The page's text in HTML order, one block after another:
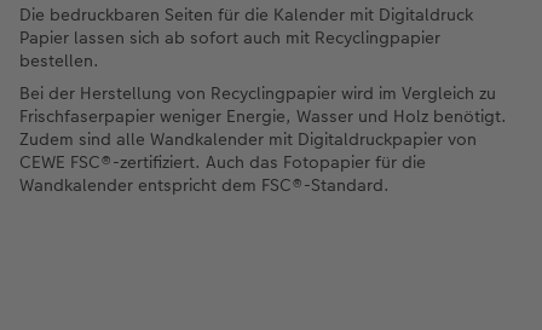
Die bedruckbaren Seiten für die Kalender mit Digitaldruck
Papier lassen sich ab sofort auch mit Recyclingpapier
bestellen.
Bei der Herstellung von Recyclingpapier wird im Vergleich zu
Frischfaserpapier weniger Energie, Wasser und Holz benötigt.
Zudem sind alle Wandkalender mit Digitaldruckpapier von
CEWE FSC®-zertifiziert. Auch das Fotopapier für die
Wandkalender entspricht dem FSC®-Standard.